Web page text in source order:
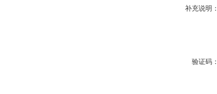
补充说明
验证码